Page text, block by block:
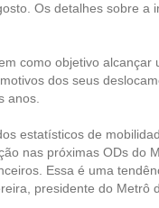
Os detalhes sobre
como objetivo
dos seus
anos.
estatísticos de
nas próximas ODs do
Essa é uma
presidente do Metrô